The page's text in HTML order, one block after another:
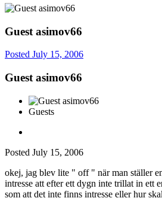
Guest asimov66
Posted July 15, 2006
Guest asimov66
Guests
Posted July 15, 2006
okej, jag blev lite " off " när man ställer
intresse att efter ett dygn inte trillat in ett
som att det inte finns intresse eller hur